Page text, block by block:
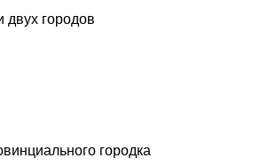
двух городов
городка